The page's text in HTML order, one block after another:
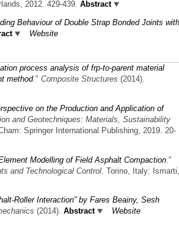
2012. 429-439. Abstract
Behaviour of Double Strap Bonded Joints with
Website
process analysis of frp-to-parent material
method." Composite Structures (2014).
on the Production and Application of
and Geotechniques: Materials, Sustainability
Springer International Publishing, 2019. 20-
Modelling of Field Asphalt Compaction ."
and Technological Control . Torino, Italy: Ismarti,
Roller Interaction” by Fares Beainy, Sesh
(2014). Abstract Website